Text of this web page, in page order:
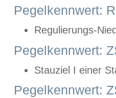
Pegelkennwert:
Regulierungs-
Pegelkennwert:
Stauziel I einer
Pegelkennwert: